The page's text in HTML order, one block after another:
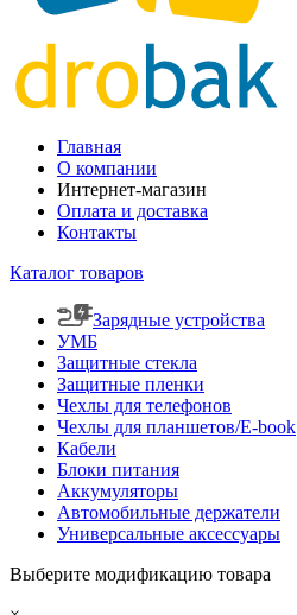
Главная
О компании
Интернет-магазин
Оплата и доставка
Контакты
Каталог товаров
Зарядные устройства
УМБ
Защитные стекла
Защитные пленки
Чехлы для телефонов
Чехлы для планшетов/E-book
Кабели
Блоки питания
Аккумуляторы
Автомобильные держатели
Универсальные аксессуары
Выберите модификацию товара